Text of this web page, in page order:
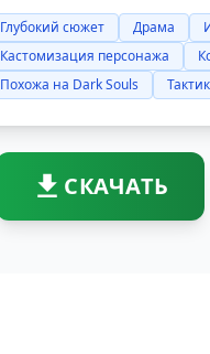
Глубокий сюжет Драма
Кастомизация персонажа
Похожа на Dark Souls
СКАЧАТЬ